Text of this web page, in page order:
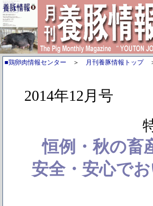
■鶏卵肉情報センター ＞ 月刊養豚情報トップ
2014年12月号
恒例・秋の畜
安全・安心で